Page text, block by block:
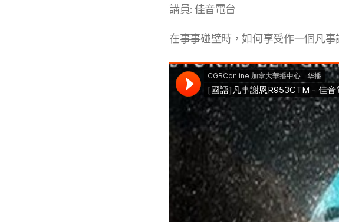
講員: 佳音電台
在事事碰壁時，如何享受作一個凡事